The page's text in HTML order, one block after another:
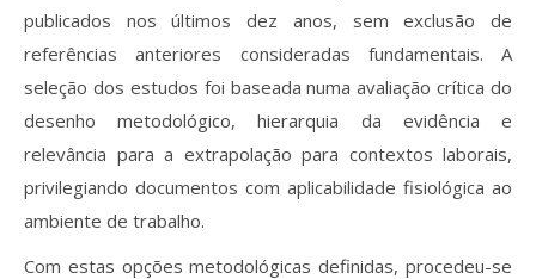
publicados nos últimos dez anos, sem exclusão de
referências anteriores consideradas fundamentais. A
seleção dos estudos foi baseada numa avaliação crítica do
desenho metodológico, hierarquia da evidência e
relevância para a extrapolação para contextos laborais,
privilegiando documentos com aplicabilidade fisiológica ao
ambiente de trabalho.
Com estas opções metodológicas definidas, procedeu-se